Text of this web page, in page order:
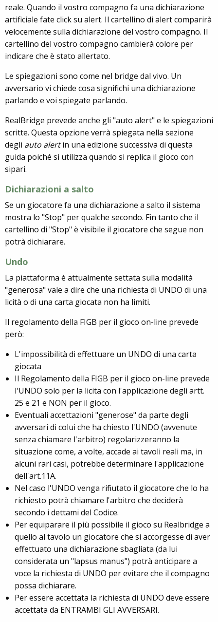
reale. Quando il vostro compagno fa una dichiarazione
artificiale fate click su alert. Il cartellino di alert comparirà
velocemente sulla dichiarazione del vostro compagno. Il
cartellino del vostro compagno cambierà colore per
indicare che è stato allertato.
Le spiegazioni sono come nel bridge dal vivo. Un
avversario vi chiede cosa significhi una dichiarazione
parlando e voi spiegate parlando.
RealBridge prevede anche gli "auto alert" e le spiegazioni
scritte. Questa opzione verrà spiegata nella sezione
degli auto alertin una edizione successiva di questa
guida poiché si utilizza quando si replica il gioco con
sipari.
Dichiarazioni a salto
Se un giocatore fa una dichiarazione a salto il sistema
mostra lo "Stop" per qualche secondo. Fin tanto che il
cartellino di "Stop" è visibile il giocatore che segue non
potrà dichiarare.
Undo
La piattaforma è attualmente settata sulla modalità
"generosa" vale a dire che una richiesta di UNDO di una
licità o di una carta giocata non ha limiti.
Il regolamento della FIGB per il gioco on-line prevede
però:
L'impossibilità di effettuare un UNDO di una carta
giocata
Il Regolamento della FIGB per il gioco on-line prevede
l'UNDO solo per la licita con l'applicazione degli artt.
25 e 21 e NON per il gioco.
Eventuali accettazioni "generose" da parte degli
avversari di colui che ha chiesto l'UNDO (avvenute
senza chiamare l'arbitro) regolarizzeranno la
situazione come, a volte, accade ai tavoli reali ma, in
alcuni rari casi, potrebbe determinare l'applicazione
dell'art.11A.
Nel caso l'UNDO venga rifiutato il giocatore che lo ha
richiesto potrà chiamare l'arbitro che deciderà
secondo i dettami del Codice.
Per equiparare il più possibile il gioco su Realbridge a
quello al tavolo un giocatore che si accorgesse di aver
effettuato una dichiarazione sbagliata (da lui
considerata un "lapsus manus") potrà anticipare a
voce la richiesta di UNDO per evitare che il compagno
possa dichiarare.
Per essere accettata la richiesta di UNDO deve essere
accettata da ENTRAMBI GLI AVVERSARI.